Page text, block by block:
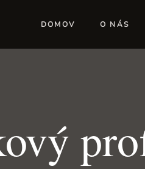
DOMOV O NÁS